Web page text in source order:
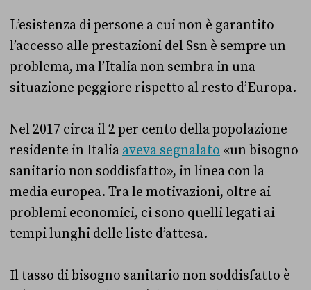
L’esistenza di persone a cui non è garantito
l’accesso alle prestazioni del Ssn è sempre un
problema, ma l’Italia non sembra in una
situazione peggiore rispetto al resto d’Europa.
Nel 2017 circa il 2 per cento della popolazione
residente in Italia aveva segnalato «un bisogno
sanitario non soddisfatto», in linea con la
media europea. Tra le motivazioni, oltre ai
problemi economici, ci sono quelli legati ai
tempi lunghi delle liste d’attesa.
Il tasso di bisogno sanitario non soddisfatto è